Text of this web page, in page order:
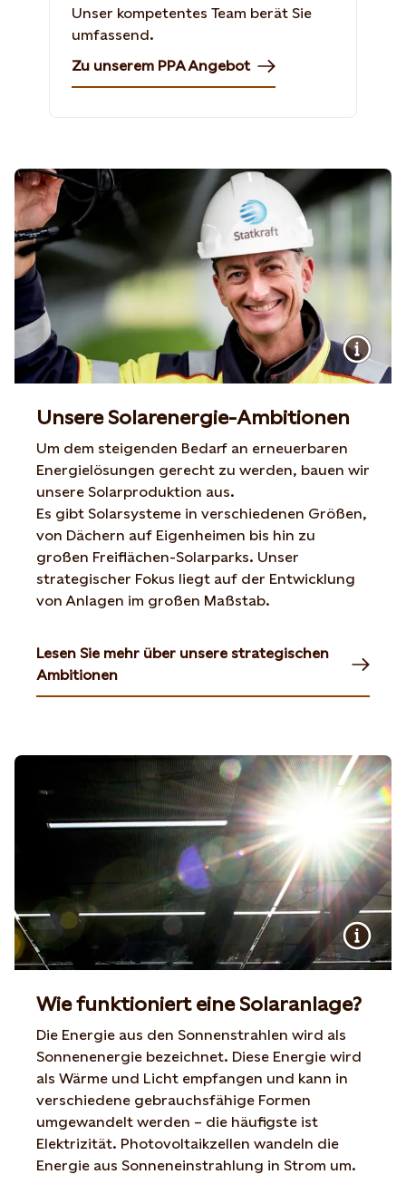
Unser kompetentes Team berät Sie
umfassend.
Zu unserem PPA Angebot
Unsere Solarenergie-Ambitionen
Um dem steigenden Bedarf an erneuerbaren
Energielösungen gerecht zu werden, bauen wir
unsere Solarproduktion aus.
Es gibt Solarsysteme in verschiedenen Größen,
von Dächern auf Eigenheimen bis hin zu
großen Freiflächen-Solarparks. Unser
strategischer Fokus liegt auf der Entwicklung
von Anlagen im großen Maßstab.
Lesen Sie mehr über unsere strategischen
Ambitionen
Wie funktioniert eine Solaranlage?
Die Energie aus den Sonnenstrahlen wird als
Sonnenenergie bezeichnet. Diese Energie wird
als Wärme und Licht empfangen und kann in
verschiedene gebrauchsfähige Formen
umgewandelt werden – die häufigste ist
Elektrizität. Photovoltaikzellen wandeln die
Energie aus Sonneneinstrahlung in Strom um.